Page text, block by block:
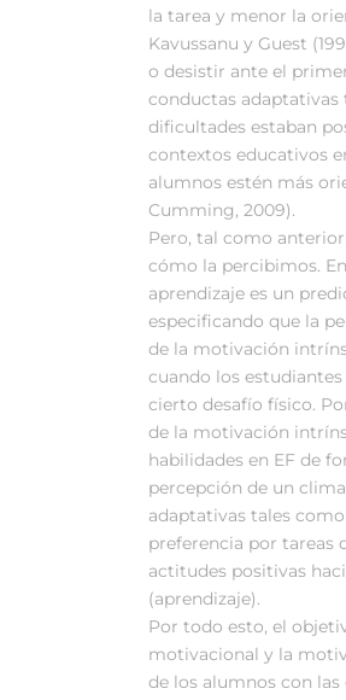
la tarea y menor la
Kavussanu y Guest
o desistir ante el
conductas adaptativas
dificultades estaban
contextos educativos
alumnos estén más
Cumming, 2009).
Pero, tal como
cómo la percibimos.
aprendizaje es un
especificando que la
de la motivación
cuando los
cierto desafío físico.
de la motivación
habilidades en EF de
percepción de un
adaptativas tales
preferencia por tareas
actitudes positivas
(aprendizaje).
Por todo esto, el
motivacional y la
de los alumnos con las